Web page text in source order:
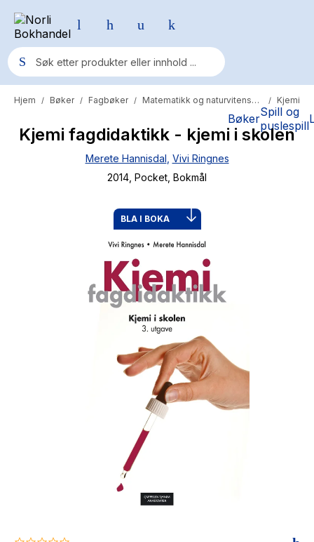
BøkerSpill og
puslespill
Populære søk
Pokemon
Fury Bound - Sable Sorensen
Elizabeth Strout
Hypopressiv trening
Hjem / Bøker / Fagbøker / Matematikk og naturvitenskap / Kjemi
Kjemi fagdidaktikk - kjemi i skolen
Merete Hannisdal Vivi Ringnes
2014 , Pocket , Bokmål
BLA I BOKA